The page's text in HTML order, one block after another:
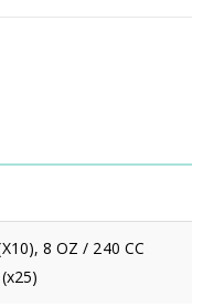
8 OZ / 240 CC